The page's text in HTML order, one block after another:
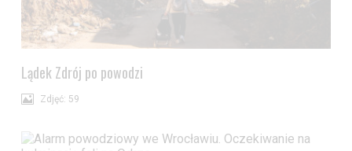
Lądek Zdrój po powodzi
Zdjęć: 59